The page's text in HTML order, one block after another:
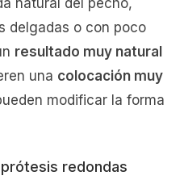
natural del pecho,
delgadas o con poco
resultado muy natural
una colocación muy
modificar la forma
redondas